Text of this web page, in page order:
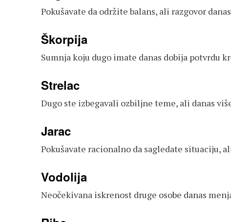
Pokušavate da održite balans, ali razgovor
Škorpija
Sumnja koju dugo imate danas dobija potvrdu
Strelac
Dugo ste izbegavali ozbiljne teme, ali danas
Jarac
Pokušavate racionalno da sagledate situaciju,
Vodolija
Neočekivana iskrenost druge osobe danas